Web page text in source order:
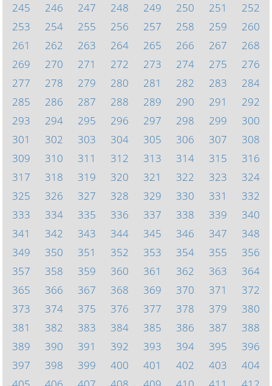
245
246 247 248 249 250 251
252
253
254 255 256 257 258 259
260
261
262 263 264 265 266 267
268
269
270 271 272 273 274 275
276
277
278 279 280 281 282 283
284
285
286 287 288 289 290 291
292
293
294 295 296 297 298 299
300
301
302 303 304 305 306 307
308
309
310 311 312 313 314 315
316
317
318 319 320 321 322 323
324
325
326 327 328 329 330 331
332
333
334 335 336 337 338 339
340
341
342 343 344 345 346 347
348
349
350 351 352 353 354 355
356
357
358 359 360 361 362 363
364
365
366 367 368 369 370 371
372
373
374 375 376 377 378 379
380
381
382 383 384 385 386 387
388
389
390 391 392 393 394 395
396
397
398 399 400 401 402 403
404